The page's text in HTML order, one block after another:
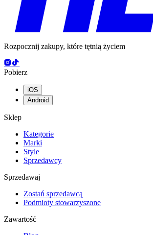
Rozpocznij zakupy, które tętnią życiem
Pobierz
iOS
Android
Sklep
Kategorie
Marki
Style
Sprzedawcy
Sprzedawaj
Zostań sprzedawcą
Podmioty stowarzyszone
Zawartość